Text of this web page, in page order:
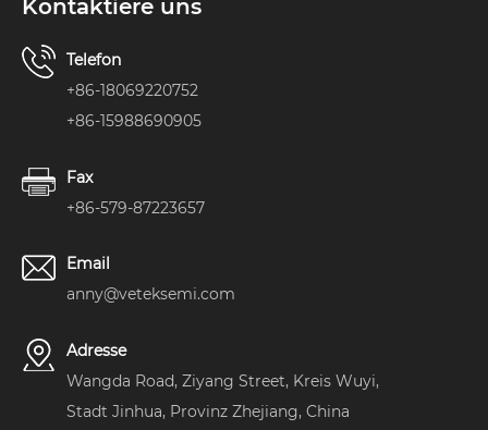
Kontaktiere uns
Telefon
+86-18069220752
+86-15988690905
Fax
+86-579-87223657
Email
anny@veteksemi.com
Adresse
Wangda Road, Ziyang Street, Kreis Wuyi,
Stadt Jinhua, Provinz Zhejiang, China